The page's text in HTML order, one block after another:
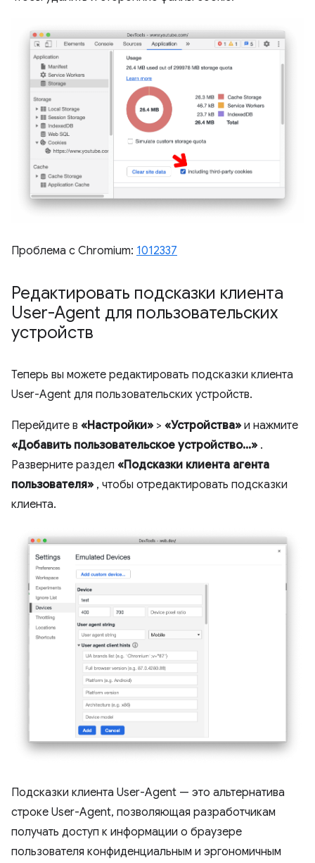
Проблема с Chromium: 1012337
Редактировать подсказки клиента
User-Agent для пользовательских
устройств
Теперь вы можете редактировать подсказки клиента
User-Agent для пользовательских устройств.
Перейдите в «Настройки» > «Устройства» и нажмите
«Добавить пользовательское устройство...» .
Разверните раздел «Подсказки клиента агента
пользователя» , чтобы отредактировать подсказки
клиента.
Подсказки клиента User-Agent — это альтернатива
строке User-Agent, позволяющая разработчикам
получать доступ к информации о браузере
пользователя конфиденциальным и эргономичным